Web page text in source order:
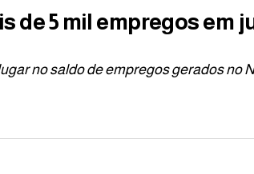
de 5 mil empregos em
no saldo de empregos gerados no